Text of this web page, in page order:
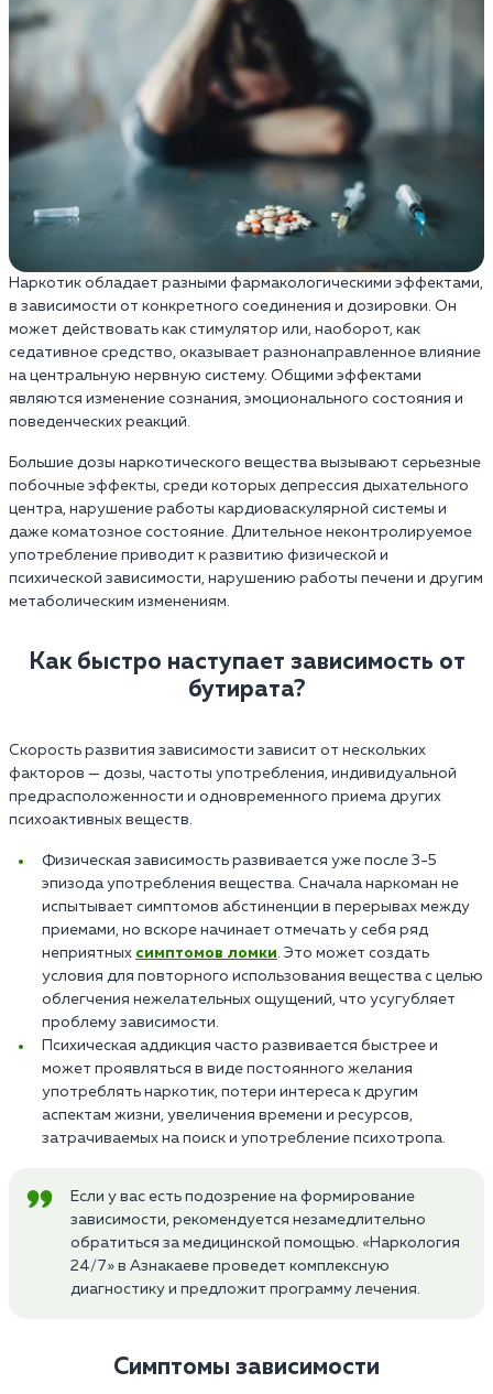
Наркотик обладает разными фармакологическими эффектами,
в зависимости от конкретного соединения и дозировки. Он
может действовать как стимулятор или, наоборот, как
седативное средство, оказывает разнонаправленное влияние
на центральную нервную систему. Общими эффектами
являются изменение сознания, эмоционального состояния и
поведенческих реакций.
Большие дозы наркотического вещества вызывают серьезные
побочные эффекты, среди которых депрессия дыхательного
центра, нарушение работы кардиоваскулярной системы и
даже коматозное состояние. Длительное неконтролируемое
употребление приводит к развитию физической и
психической зависимости, нарушению работы печени и другим
метаболическим изменениям.
Как быстро наступает зависимость от
бутирата?
Скорость развития зависимости зависит от нескольких
факторов — дозы, частоты употребления, индивидуальной
предрасположенности и одновременного приема других
психоактивных веществ.
Физическая зависимость развивается уже после 3-5
эпизода употребления вещества. Сначала наркоман не
испытывает симптомов абстиненции в перерывах между
приемами, но вскоре начинает отмечать у себя ряд
неприятных симптомов ломки. Это может создать
условия для повторного использования вещества с целью
облегчения нежелательных ощущений, что усугубляет
проблему зависимости.
Психическая аддикция часто развивается быстрее и
может проявляться в виде постоянного желания
употреблять наркотик, потери интереса к другим
аспектам жизни, увеличения времени и ресурсов,
затрачиваемых на поиск и употребление психотропа.
Если у вас есть подозрение на формирование
зависимости, рекомендуется незамедлительно
обратиться за медицинской помощью. «Наркология
24/7» в Азнакаеве проведет комплексную
диагностику и предложит программу лечения.
Симптомы зависимости